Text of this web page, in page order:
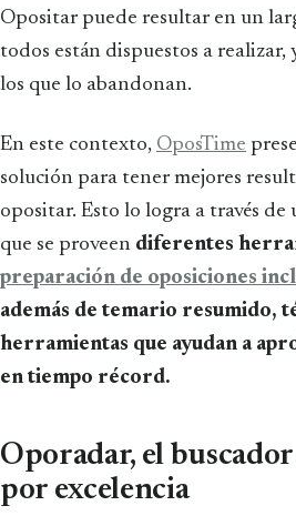
Opositar puede resultar en un
todos están dispuestos a realizar,
los que lo abandonan.
En este contexto, OposTime
solución para tener mejores
opositar. Esto lo logra a través
que se proveen diferentes
preparación de oposiciones
además de temario resumido,
herramientas que ayudan a
en tiempo récord.
Oporadar, el
por excelencia